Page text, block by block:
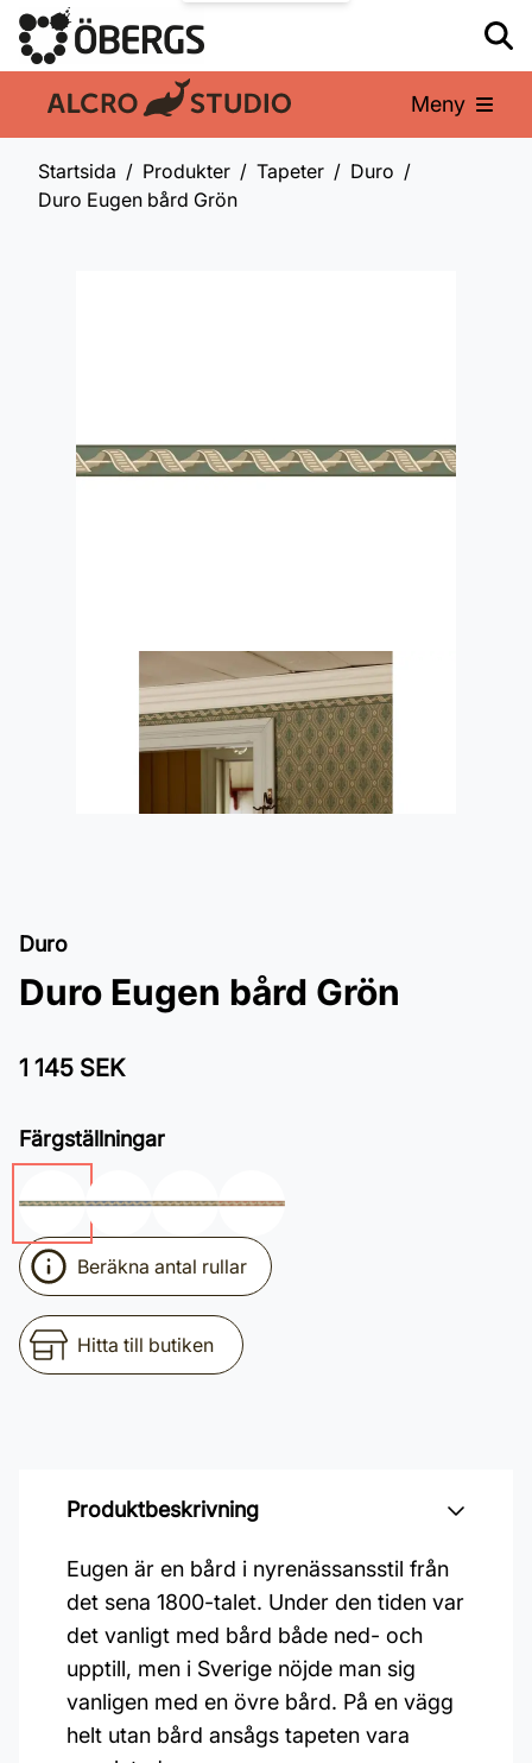
En del av: Meny
Startsida Produkter Tapeter
Duro
Duro Eugen bård Grön
Duro
Duro Eugen bård Grön
1 145 SEK
Färgställningar
Beräkna antal rullar
Hitta till butiken
Produktbeskrivning
Eugen är en bård i nyrenässansstil från
det sena 1800-talet. Under den tiden var
det vanligt med bård både ned- och
upptill, men i Sverige nöjde man sig
vanligen med en övre bård. På en vägg
helt utan bård ansågs tapeten vara